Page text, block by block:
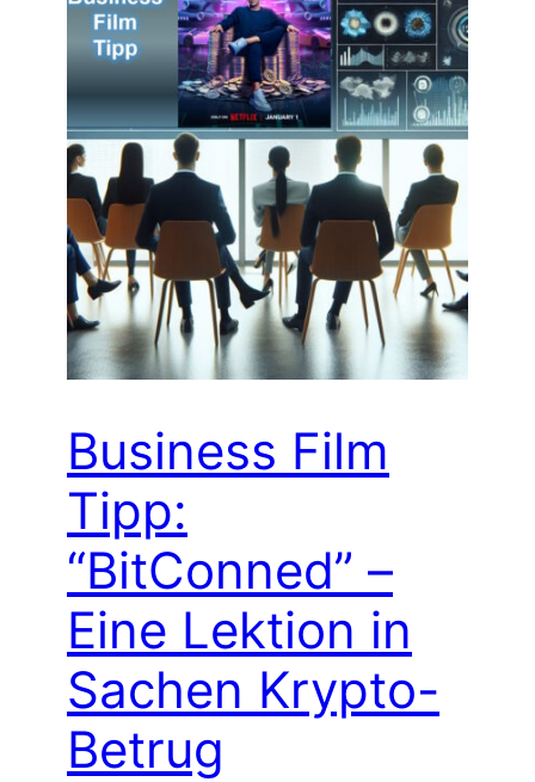
Business Film
Tipp:
“BitConned” –
Eine Lektion in
Sachen Krypto-
Betrug